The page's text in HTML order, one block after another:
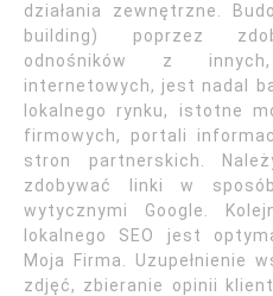
działania zewnętrzne.
building) poprzez
odnośników z
internetowych, jest nadal
lokalnego rynku, istotne
firmowych, portali
stron partnerskich.
zdobywać linki w
wytycznymi Google.
lokalnego SEO jest
Moja Firma. Uzupełnienie
zdjęć, zbieranie opinii